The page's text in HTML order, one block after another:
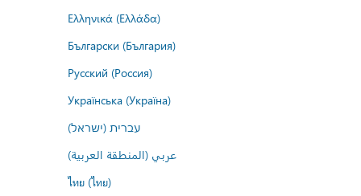
Ελληνικά (Ελλάδα)
Български (България)
Русский (Россия)
Українська (Україна)
עברית (ישראל)
عربي (المنطقة العربية)
ไทย (ไทย)